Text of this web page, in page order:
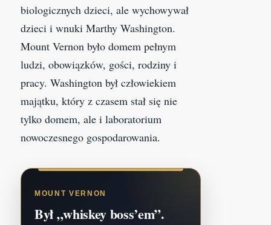
biologicznych dzieci, ale wychowywał
dzieci i wnuki Marthy Washington.
Mount Vernon było domem pełnym
ludzi, obowiązków, gości, rodziny i
pracy. Washington był człowiekiem
majątku, który z czasem stał się nie
tylko domem, ale i laboratorium
nowoczesnego gospodarowania.
MOUNT VERNON
Był „whiskey boss’em”.